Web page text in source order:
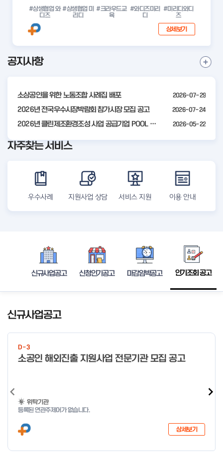
드 펀딩 실전 with 미리디&와디즈’ 참여 소상
공인 모집 공고
#상생협업 와
디즈
#상생협업 미
리디
#크라우드교
육
#와디즈미리
디
#미리디와디
즈
상세보기
I
4
공지사항
소상공인을 위한 노동조합 사례집 배포 2026-07-29
2026년 전국우수시장박람회 참가시장 모집 공고 2026-07-24
2026년 클린제조환경조성 사업 공급기업 POOL 안내 2026-05-22
공
항
보
기
자주찾는 서비스
우수사례 지원사업 상담 서비스 지원 이용 안내
신규사업공고 신청인기공고 마감임박공고 인기조회 공고
신규사업공고
D-3
소공인 해외진출 지원사업 전문기관 모집 공고
위탁기관
등록된 연관주제어가 없습니다.
상세보기